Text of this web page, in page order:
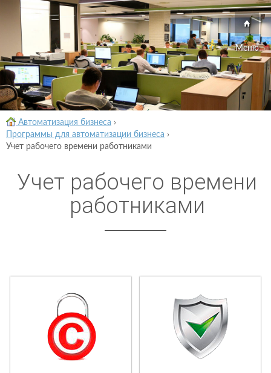
Меню
Автоматизация бизнеса ›
Программы для автоматизации бизнеса ›
Учет рабочего времени работниками
Учет рабочего времени
работниками